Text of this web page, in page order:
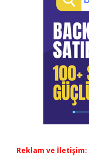
Reklam ve İletişim: